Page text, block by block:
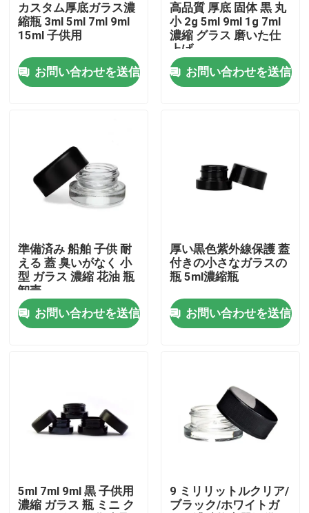
プロダクト
ビデオ
私達について
工場旅行
品質管理
ニュース
ガラス濃縮物の瓶
カスタム厚底ガラス濃
縮瓶 3ml 5ml 7ml 9ml
15ml 子供用
お問い合わせを送信
高品質 厚底 固体 黒 丸
小 2g 5ml 9ml 1g 7ml
濃縮 グラス 磨いた仕
上げ
お問い合わせを送信
準備済み 船舶 子供 耐
える 蓋 臭いがなく 小
型 ガラス 濃縮 花油 瓶
卸売
お問い合わせを送信
厚い黒色紫外線保護 蓋
付きの小さなガラスの
瓶 5ml濃縮瓶
お問い合わせを送信
5ml 7ml 9ml 黒 子供用
濃縮 ガラス 瓶 ミニ ク
9 ミリリットルクリア/
ブラック/ホワイトガ